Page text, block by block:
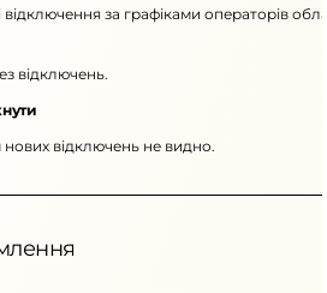
за графіками операторів
відключень.
відключень не видно.